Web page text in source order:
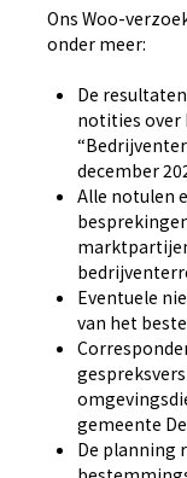
Ons Woo-
onder meer:
De
notities over
december
Alle notulen
Eventuele
van het
gemeente
De planning